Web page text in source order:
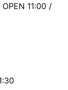
11:00 /